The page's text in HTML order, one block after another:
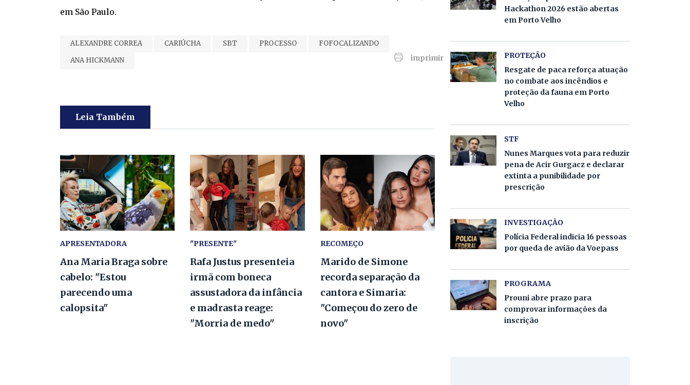
em São Paulo.
ALEXANDRE CORREA CARIÚCHA SBT PROCESSO
FOFOCALIZANDO
ANA HICKMANN
imprimir
Leia Também
APRESENTADORA
Ana Maria Braga sobre
cabelo: "Estou
parecendo uma
calopsita"
"PRESENTE"
Rafa Justus presenteia
irmã com boneca
assustadora da infância
e madrasta reage:
"Morria de medo"
RECOMEÇO
Marido de Simone
recorda separação da
cantora e Simaria:
"Começou do zero de
novo"
Hackathon 2026 estão abertas
em Porto Velho
PROTEÇÃO
Resgate de paca reforça atuação
no combate aos incêndios e
proteção da fauna em Porto
Velho
STF
Nunes Marques vota para reduzir
pena de Acir Gurgacz e declarar
extinta a punibilidade por
prescrição
INVESTIGAÇÃO
Polícia Federal indicia 16 pessoas
por queda de avião da Voepass
PROGRAMA
Prouni abre prazo para
comprovar informações da
inscrição